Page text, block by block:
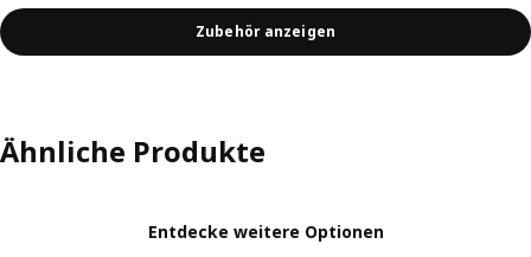
Zubehör anzeigen
Ähnliche Produkte
Entdecke weitere Optionen